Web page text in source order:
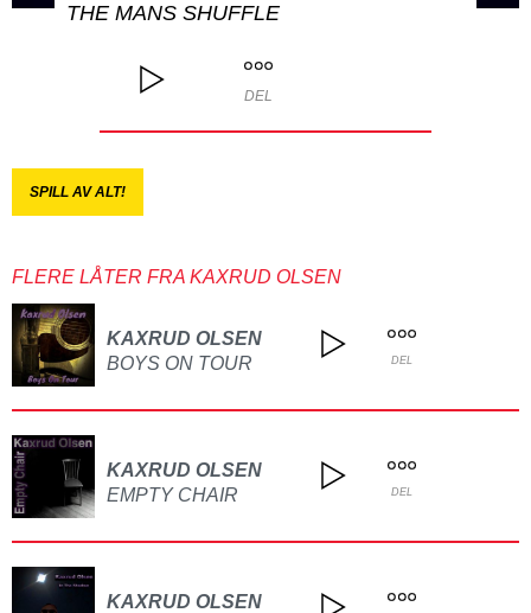
THE MANS SHUFFLE
DEL
SPILL AV ALT!
FLERE LÅTER FRA KAXRUD OLSEN
KAXRUD OLSEN
BOYS ON TOUR
DEL
KAXRUD OLSEN
EMPTY CHAIR
DEL
KAXRUD OLSEN